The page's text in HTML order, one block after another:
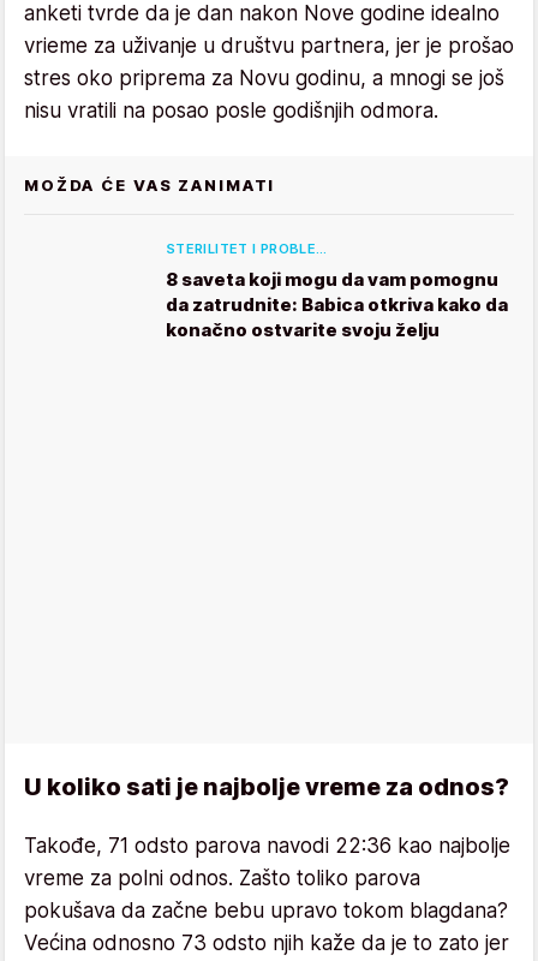
anketi tvrde da je dan nakon Nove godine idealno
vrieme za uživanje u društvu partnera, jer je prošao
stres oko priprema za Novu godinu, a mnogi se još
nisu vratili na posao posle godišnjih odmora.
MOŽDA ĆE VAS ZANIMATI
STERILITET I PROBLE…
8 saveta koji mogu da vam pomognu
da zatrudnite: Babica otkriva kako da
konačno ostvarite svoju želju
U koliko sati je najbolje vreme za odnos?
Takođe, 71 odsto parova navodi 22:36 kao najbolje
vreme za polni odnos. Zašto toliko parova
pokušava da začne bebu upravo tokom blagdana?
Većina odnosno 73 odsto njih kaže da je to zato jer